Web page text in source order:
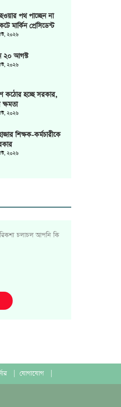
পথ পাচ্ছেন না
মার্কিন প্রেসিডেন্ট
২০২৬
২০ আগস্ট
২০২৬
কঠোর হচ্ছে সরকার,
২০২৬
শিক্ষক-কর্মচারীকে
২০২৬
রিকশা চলাচল আপনি কি
যোগাযোগ